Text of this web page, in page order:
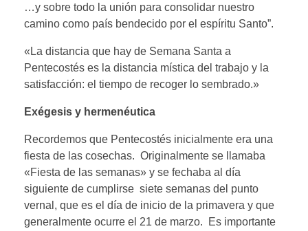
…y sobre todo la unión para consolidar nuestro
camino como país bendecido por el espíritu Santo”.
«La distancia que hay de Semana Santa a
Pentecostés es la distancia mística del trabajo y la
satisfacción: el tiempo de recoger lo sembrado.»
Exégesis y hermenéutica
Recordemos que Pentecostés inicialmente era una
fiesta de las cosechas. Originalmente se llamaba
«Fiesta de las semanas» y se fechaba al día
siguiente de cumplirse siete semanas del punto
vernal, que es el día de inicio de la primavera y que
generalmente ocurre el 21 de marzo. Es importante